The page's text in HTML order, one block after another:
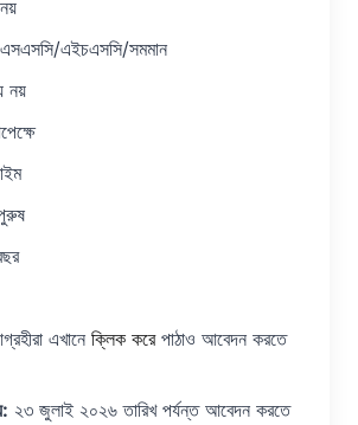
এসএসসি/এইচএসসি/সমমান
নয়
এখানে ক্লিক করেপাঠাও আবেদন করতে
২৩ জুলাই ২০২৬ তারিখ পর্যন্ত আবেদন করতে